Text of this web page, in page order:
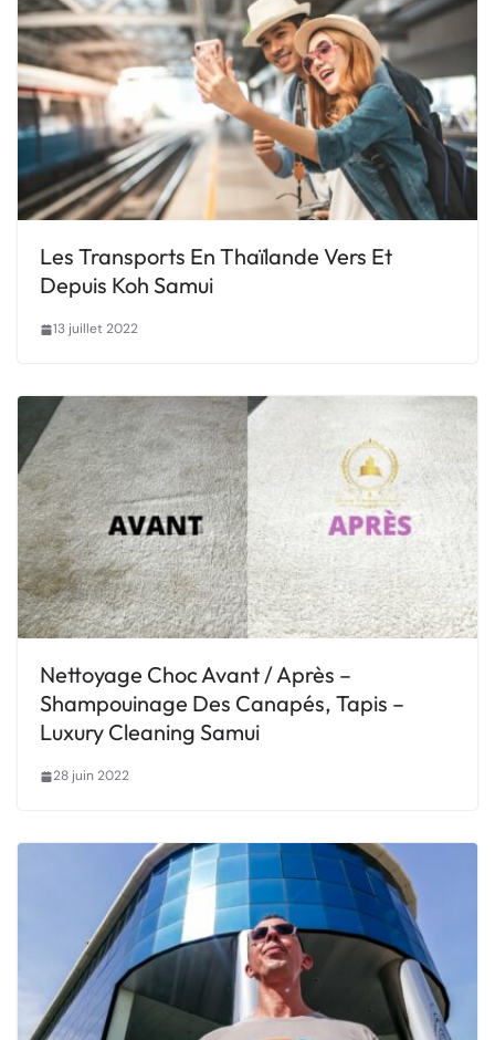
Les Transports En Thaïlande Vers Et
Depuis Koh Samui
13 juillet 2022
Nettoyage Choc Avant / Après –
Shampouinage Des Canapés, Tapis –
Luxury Cleaning Samui
28 juin 2022